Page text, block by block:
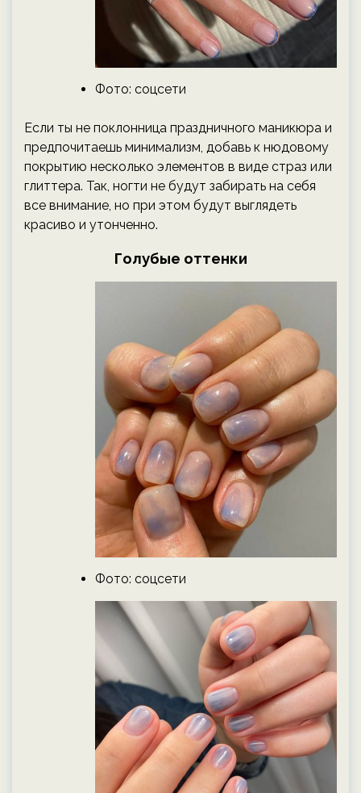
Фото: соцсети
Если ты не поклонница праздничного маникюра и
предпочитаешь минимализм, добавь к нюдовому
покрытию несколько элементов в виде страз или
глиттера. Так, ногти не будут забирать на себя
все внимание, но при этом будут выглядеть
красиво и утонченно.
Голубые оттенки
Фото: соцсети